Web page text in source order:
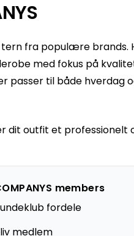
tern fra populære brands.
med fokus på
passer til både hverdag
dit outfit et professionelt
members
fordele
medlem